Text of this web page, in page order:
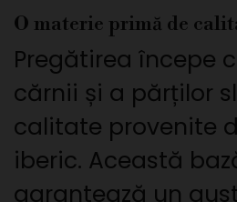
O materie primă de
Pregătirea începe
cărnii și a părților
calitate provenite
iberic. Această
garantează un